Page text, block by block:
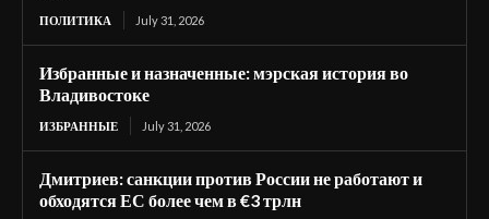
ПОЛИТИКА July 31, 2026
Избранные и назначенные: мэрская история во
Владивостоке
ИЗБРАННЫЕ July 31, 2026
Дмитриев: санкции против России не работают и
обходятся ЕС более чем в €3 трлн